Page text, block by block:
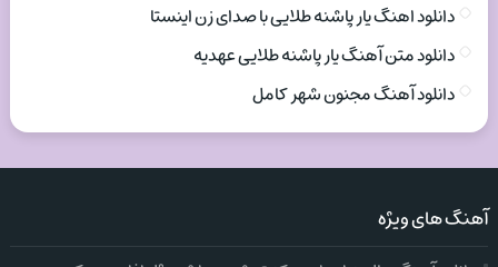
دانلود اهنگ یار پاشنه طلایی با صدای زن اینستا
دانلود متن آهنگ یار پاشنه طلایی عهدیه
دانلود آهنگ مجنون شهر کامل
آهنگ های ویژه